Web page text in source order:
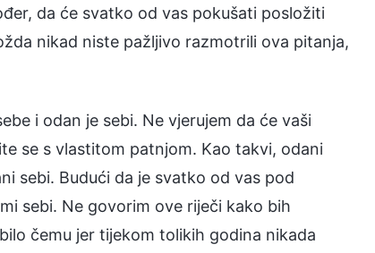
da će svatko od vas pokušati posložiti
nikad niste pažljivo razmotrili ova pitanja,
i odan je sebi. Ne vjerujem da će vaši
se s vlastitom patnjom. Kao takvi, odani
sebi. Budući da je svatko od vas pod
sebi. Ne govorim ove riječi kako bih
čemu jer tijekom tolikih godina nikada